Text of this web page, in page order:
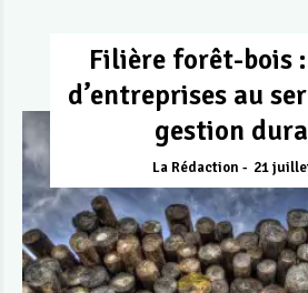
Filière forêt-bois
d’entreprises au
gestion
La Rédaction 21